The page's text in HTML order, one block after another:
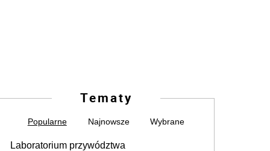
Tematy
Popularne Najnowsze Wybrane
Laboratorium przywództwa